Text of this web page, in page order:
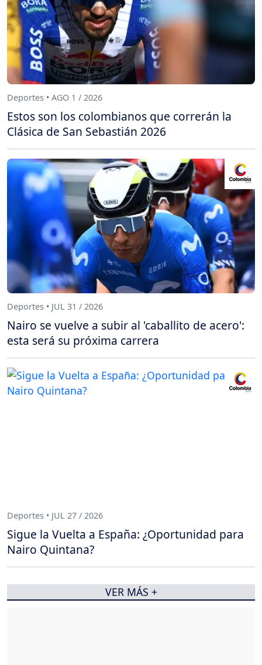
Deportes • AGO 1 / 2026
Estos son los colombianos que correrán la
Clásica de San Sebastián 2026
Deportes • JUL 31 / 2026
Nairo se vuelve a subir al 'caballito de acero':
esta será su próxima carrera
Deportes • JUL 27 / 2026
Sigue la Vuelta a España: ¿Oportunidad para
Nairo Quintana?
VER MÁS +